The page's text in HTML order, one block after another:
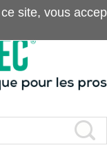
site, vous